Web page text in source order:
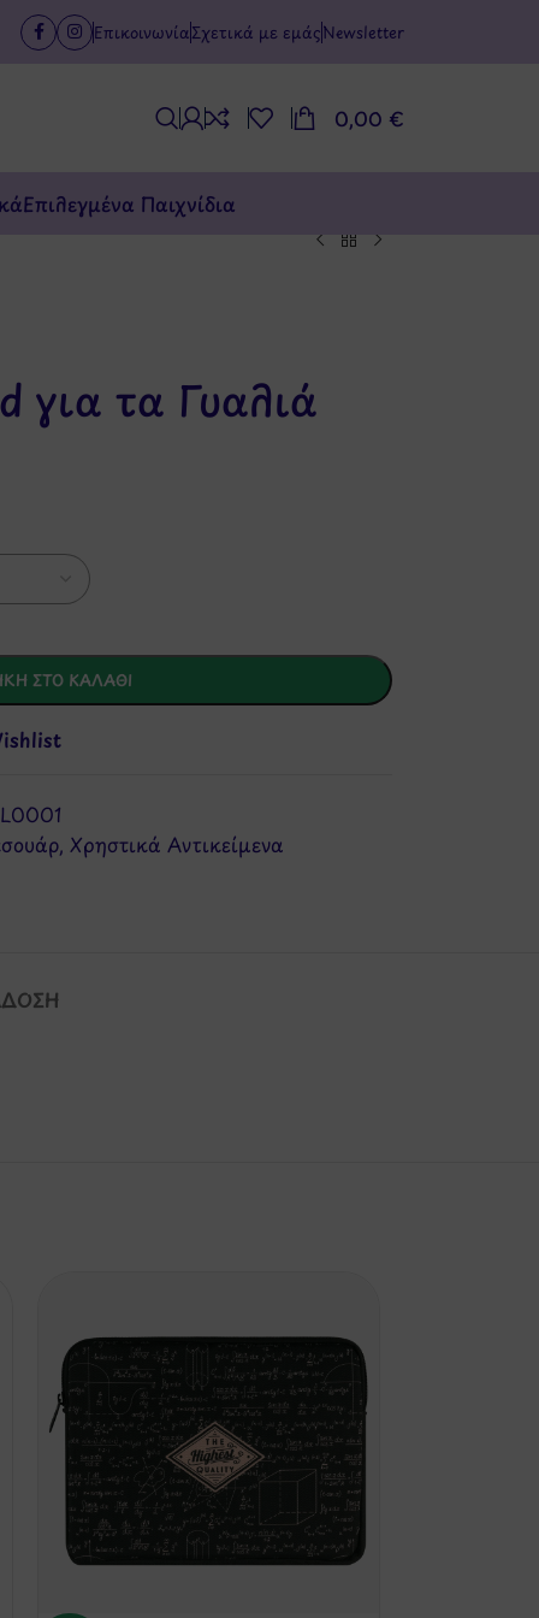
Επικοινωνία Σχετικά με εμάςNewsletter
0,00 €
Επιλεγμένα Παιχνίδια
για τα Γυαλιά
ΣΤΟ ΚΑΛΆΘΙ
, Χρηστικά Αντικείμενα